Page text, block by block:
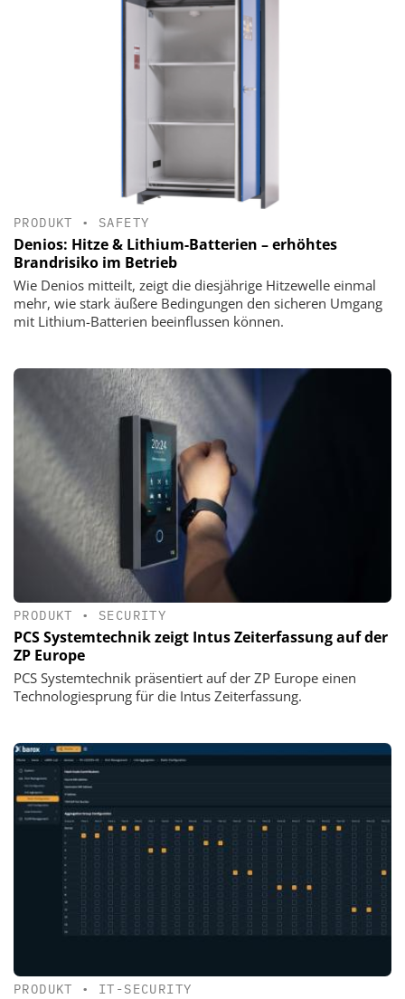
PRODUKT • SAFETY
Denios: Hitze & Lithium-Batterien – erhöhtes
Brandrisiko im Betrieb
Wie Denios mitteilt, zeigt die diesjährige Hitzewelle einmal
mehr, wie stark äußere Bedingungen den sicheren Umgang
mit Lithium-Batterien beeinflussen können.
PRODUKT • SECURITY
PCS Systemtechnik zeigt Intus Zeiterfassung auf der
ZP Europe
PCS Systemtechnik präsentiert auf der ZP Europe einen
Technologiesprung für die Intus Zeiterfassung.
PRODUKT • IT-SECURITY